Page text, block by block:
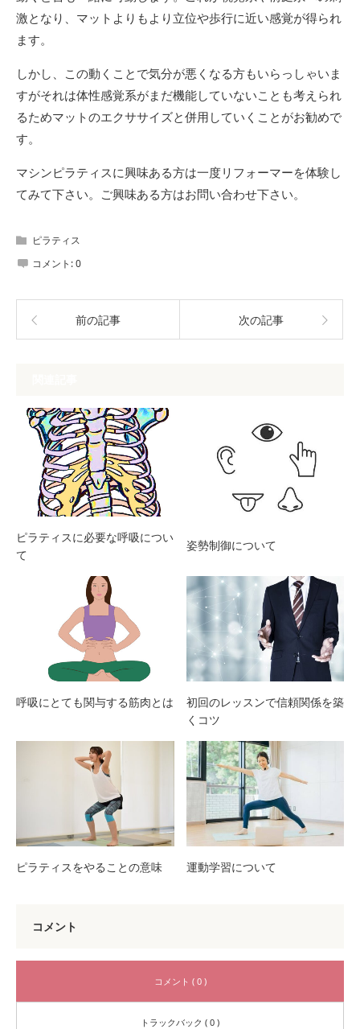
激となり、マットよりもより立位や歩行に近い感覚が得られ
ます。
しかし、この動くことで気分が悪くなる方もいらっしゃいま
すがそれは体性感覚系がまだ機能していないことも考えられ
るためマットのエクササイズと併用していくことがお勧めで
す。
マシンピラティスに興味ある方は一度リフォーマーを体験し
てみて下さい。ご興味ある方はお問い合わせ下さい。
ピラティス
コメント:0
前の記事 次の記事
ピラティスに必要な呼吸につい
て
姿勢制御について
呼吸にとても関与する筋肉とは
初回のレッスンで信頼関係を築
くコツ
ピラティスをやることの意味 運動学習について
コメント
コメント ( 0 )
トラックバック ( 0 )